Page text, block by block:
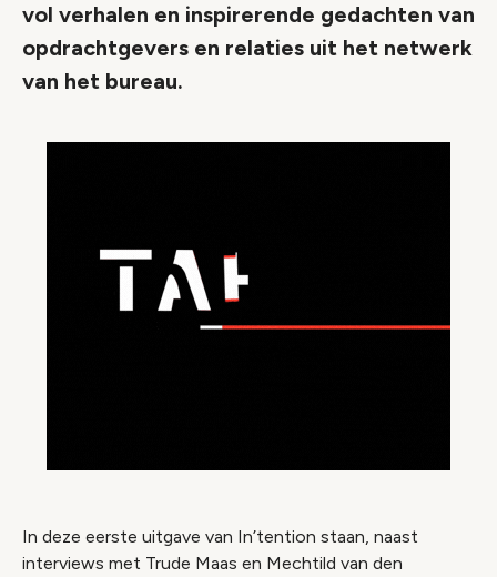
vol verhalen en inspirerende gedachten van
opdrachtgevers en relaties uit het netwerk
van het bureau.
In deze eerste uitgave van In’tention staan, naast
interviews met Trude Maas en Mechtild van den